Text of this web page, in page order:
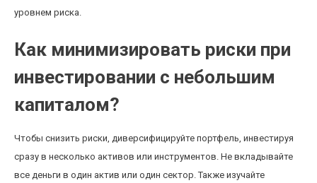
уровнем риска.
Как минимизировать риски при
инвестировании с небольшим
капиталом?
Чтобы снизить риски, диверсифицируйте портфель, инвестируя
сразу в несколько активов или инструментов. Не вкладывайте
все деньги в один актив или один сектор. Также изучайте